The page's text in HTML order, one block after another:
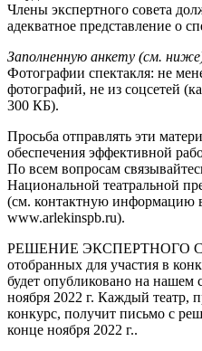
Члены экспертного совета
адекватное представление о
Заполненную анкету (см.
Фотографии спектакля: не
фотографий, не из соцсетей
300 КБ).
Просьба отправлять эти
обеспечения эффективной
По всем вопросам
Национальной театральной
(см. контактную информацию
www.arlekinspb.ru).
РЕШЕНИЕ ЭКСПЕРТНОГО
отобранных для участия в
будет опубликовано на нашем
ноября 2022 г. Каждый театр,
конкурс, получит письмо с
конце ноября 2022 г..